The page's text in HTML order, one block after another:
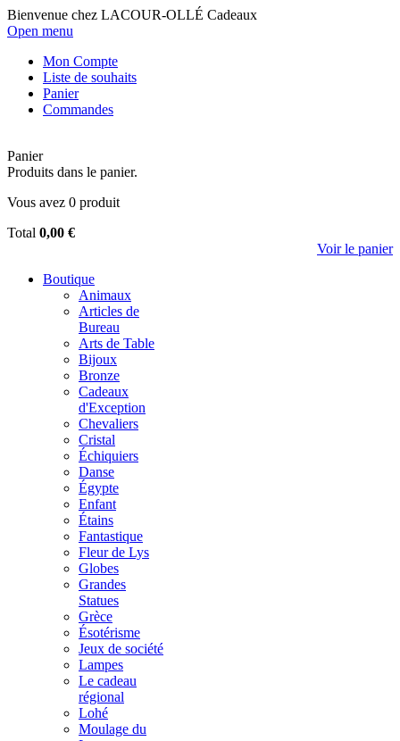
Bienvenue chez LACOUR-OLLÉ Cadeaux
Open menu
Mon Compte
Liste de souhaits
Panier
Commandes
Panier
Produits dans le panier.
Vous avez 0 produit
Total 0,00 €
Voir le panier
Boutique
Animaux
Articles de
Bureau
Arts de Table
Bijoux
Bronze
Cadeaux
d'Exception
Chevaliers
Cristal
Échiquiers
Danse
Égypte
Enfant
Étains
Fantastique
Fleur de Lys
Globes
Grandes
Statues
Grèce
Ésotérisme
Jeux de société
Lampes
Le cadeau
régional
Lohé
Moulage du